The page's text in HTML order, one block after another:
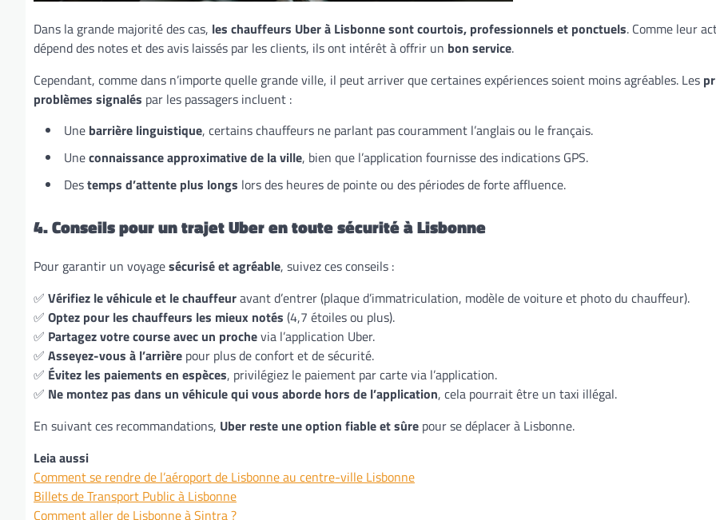
Dans la grande majorité des cas, les chauffeurs Uber à Lisbonne sont courtois, professionnels et ponctuels. Comme leur
dépend des notes et des avis laissés par les clients, ils ont intérêt à offrir un bon service.
Cependant, comme dans n’importe quelle grande ville, il peut arriver que certaines expériences soient moins agréables. Les
problèmes signalés par les passagers incluent :
Une barrière linguistique, certains chauffeurs ne parlant pas couramment l’anglais ou le français.
Uneconnaissance approximative de la ville, bien que l’application fournisse des indications GPS.
Destemps d’attente plus longs lors des heures de pointe ou des périodes de forte affluence.
4. Conseils pour un trajet Uber en toute sécurité à Lisbonne
Pour garantir un voyagesécurisé et agréable, suivez ces conseils :
✅ Vérifiez le véhicule et le chauffeuravant d’entrer (plaque d’immatriculation, modèle de voiture et photo du chauffeur).
✅ Optez pour les chauffeurs les mieux notés (4,7 étoiles ou plus).
✅ Partagez votre course avec un prochevia l’application Uber.
✅ Asseyez-vous à l’arrière pour plus de confort et de sécurité.
✅ Évitez les paiements en espèces, privilégiez le paiement par carte via l’application.
✅ Ne montez pas dans un véhicule qui vous aborde hors de l’application, cela pourrait être un taxi illégal.
En suivant ces recommandations, Uber reste une option fiable et sûre pour se déplacer à Lisbonne.
Leia aussi
Comment se rendre de l’aéroport de Lisbonne au centre-ville Lisbonne
Billets de Transport Public à Lisbonne
Comment aller de Lisbonne à Sintra ?